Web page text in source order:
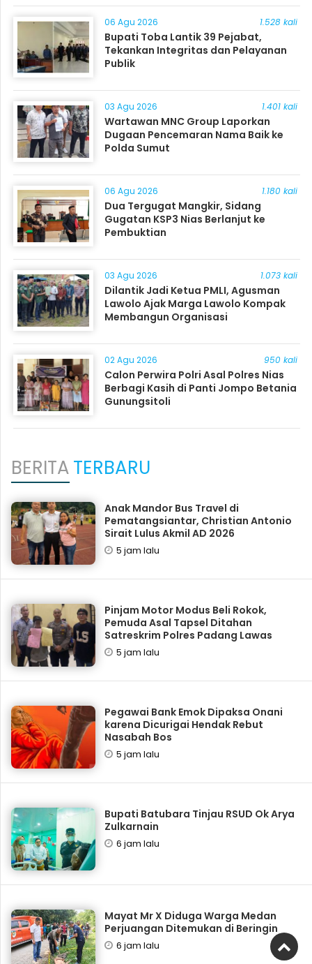
06 Agu 2026 1.528 kali
Bupati Toba Lantik 39 Pejabat,
Tekankan Integritas dan Pelayanan
Publik
03 Agu 2026 1.401 kali
Wartawan MNC Group Laporkan
Dugaan Pencemaran Nama Baik ke
Polda Sumut
06 Agu 2026 1.180 kali
Dua Tergugat Mangkir, Sidang
Gugatan KSP3 Nias Berlanjut ke
Pembuktian
03 Agu 2026 1.073 kali
Dilantik Jadi Ketua PMLI, Agusman
Lawolo Ajak Marga Lawolo Kompak
Membangun Organisasi
02 Agu 2026 950 kali
Calon Perwira Polri Asal Polres Nias
Berbagi Kasih di Panti Jompo Betania
Gunungsitoli
BERITATERBARU
Anak Mandor Bus Travel di
Pematangsiantar, Christian Antonio
Sirait Lulus Akmil AD 2026
5 jam lalu
Pinjam Motor Modus Beli Rokok,
Pemuda Asal Tapsel Ditahan
Satreskrim Polres Padang Lawas
5 jam lalu
Pegawai Bank Emok Dipaksa Onani
karena Dicurigai Hendak Rebut
Nasabah Bos
5 jam lalu
Bupati Batubara Tinjau RSUD Ok Arya
Zulkarnain
6 jam lalu
Mayat Mr X Diduga Warga Medan
Perjuangan Ditemukan di Beringin
6 jam lalu